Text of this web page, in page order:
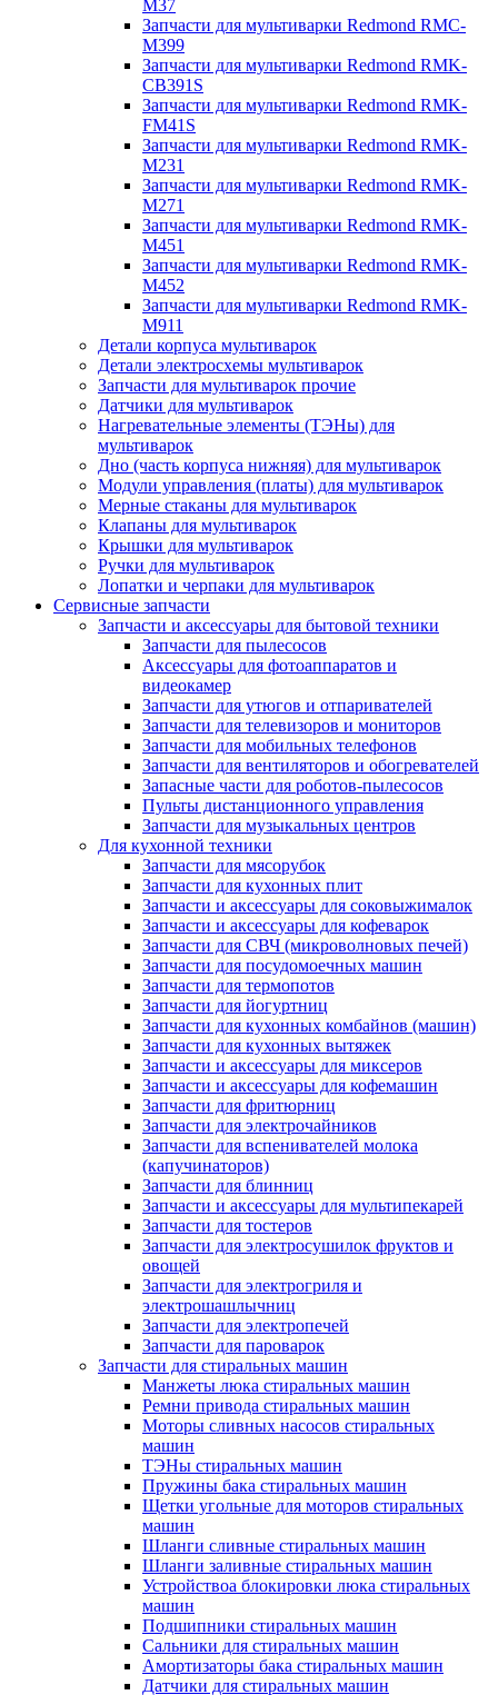
M37
Запчасти для мультиварки Redmond RMC-
M399
Запчасти для мультиварки Redmond RMK-
CB391S
Запчасти для мультиварки Redmond RMK-
FM41S
Запчасти для мультиварки Redmond RMK-
M231
Запчасти для мультиварки Redmond RMK-
M271
Запчасти для мультиварки Redmond RMK-
M451
Запчасти для мультиварки Redmond RMK-
M452
Запчасти для мультиварки Redmond RMK-
M911
Детали корпуса мультиварок
Детали электросхемы мультиварок
Запчасти для мультиварок прочие
Датчики для мультиварок
Нагревательные элементы (ТЭНы) для
мультиварок
Дно (часть корпуса нижняя) для мультиварок
Модули управления (платы) для мультиварок
Мерные стаканы для мультиварок
Клапаны для мультиварок
Крышки для мультиварок
Ручки для мультиварок
Лопатки и черпаки для мультиварок
Сервисные запчасти
Запчасти и аксессуары для бытовой техники
Запчасти для пылесосов
Аксессуары для фотоаппаратов и
видеокамер
Запчасти для утюгов и отпаривателей
Запчасти для телевизоров и мониторов
Запчасти для мобильных телефонов
Запчасти для вентиляторов и обогревателей
Запасные части для роботов-пылесосов
Пульты дистанционного управления
Запчасти для музыкальных центров
Для кухонной техники
Запчасти для мясорубок
Запчасти для кухонных плит
Запчасти и аксессуары для соковыжималок
Запчасти и аксессуары для кофеварок
Запчасти для СВЧ (микроволновых печей)
Запчасти для посудомоечных машин
Запчасти для термопотов
Запчасти для йогуртниц
Запчасти для кухонных комбайнов (машин)
Запчасти для кухонных вытяжек
Запчасти и аксессуары для миксеров
Запчасти и аксессуары для кофемашин
Запчасти для фритюрниц
Запчасти для электрочайников
Запчасти для вспенивателей молока
(капучинаторов)
Запчасти для блинниц
Запчасти и аксессуары для мультипекарей
Запчасти для тостеров
Запчасти для электросушилок фруктов и
овощей
Запчасти для электрогриля и
электрошашлычниц
Запчасти для электропечей
Запчасти для пароварок
Запчасти для стиральных машин
Манжеты люка стиральных машин
Ремни привода стиральных машин
Моторы сливных насосов стиральных
машин
ТЭНы стиральных машин
Пружины бака стиральных машин
Щетки угольные для моторов стиральных
машин
Шланги сливные стиральных машин
Шланги заливные стиральных машин
Устройствоа блокировки люка стиральных
машин
Подшипники стиральных машин
Сальники для стиральных машин
Амортизаторы бака стиральных машин
Датчики для стиральных машин